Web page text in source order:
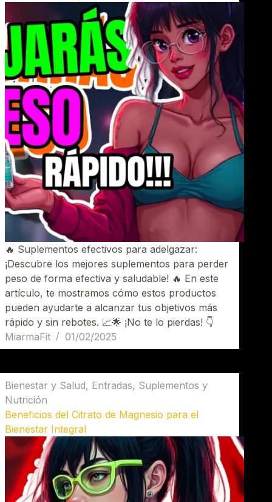
🔥 Suplementos efectivos para adelgazar:
¡Descubre los mejores suplementos para perder
peso de forma efectiva y saludable! 🔥 En este
artículo, te mostramos cómo estos productos
pueden ayudarte a alcanzar tus objetivos más
rápido y sin rebotes. 📈🌟 ¡No te lo pierdas! 👇
MiarmaFit
01/02/2025
Bienestar y Salud, Entradas, Suplementos y
Nutrición
Beneficios del Citrato de Magnesio para el
Bienestar Integral